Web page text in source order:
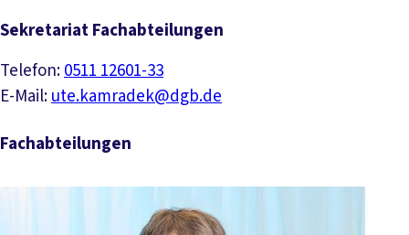
Sekretariat Fachabteilungen
Telefon:0511 12601-33
E-Mail:ute.kamradek@dgb.de
Fachabteilungen